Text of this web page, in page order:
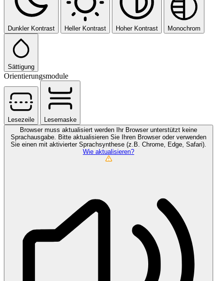
Dunkler Kontrast Heller Kontrast Hoher Kontrast Monochrom
Sättigung
Orientierungsmodule
Lesezeile
Lesemaske
Browser muss aktualisiert werden
Ihr Browser unterstützt keine
Sprachausgabe. Bitte aktualisieren Sie Ihren Browser oder verwenden
Sie einen mit aktivierter Sprachsynthese (z.B. Chrome, Edge, Safari).
Wie aktualisieren?